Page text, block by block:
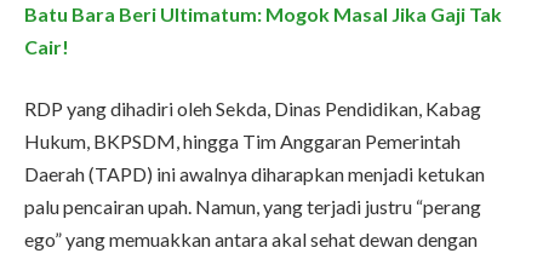
Batu Bara Beri Ultimatum: Mogok Masal Jika Gaji Tak
Cair!
RDP yang dihadiri oleh Sekda, Dinas Pendidikan, Kabag
Hukum, BKPSDM, hingga Tim Anggaran Pemerintah
Daerah (TAPD) ini awalnya diharapkan menjadi ketukan
palu pencairan upah. Namun, yang terjadi justru “perang
ego” yang memuakkan antara akal sehat dewan dengan